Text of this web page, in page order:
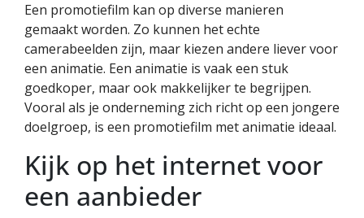
Een promotiefilm kan op diverse manieren
gemaakt worden. Zo kunnen het echte
camerabeelden zijn, maar kiezen andere liever voor
een animatie. Een animatie is vaak een stuk
goedkoper, maar ook makkelijker te begrijpen.
Vooral als je onderneming zich richt op een jongere
doelgroep, is een promotiefilm met animatie ideaal.
Kijk op het internet voor
een aanbieder